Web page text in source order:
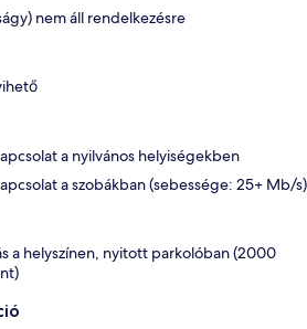
nem áll rendelkezésre
a nyilvános helyiségekben
a szobákban (sebessége: 25+ Mb/s)
a helyszínen, nyitott parkolóban (2000